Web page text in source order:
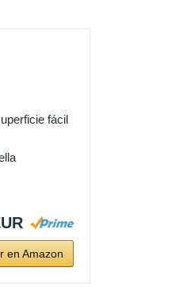
fácil
en Amazon